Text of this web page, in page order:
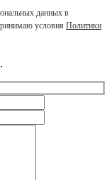
данных в
условия Политики